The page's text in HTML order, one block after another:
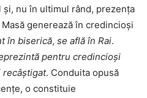
nu în ultimul rând, prezența
generează în credincioși
în biserică, se află în Rai.
pentru credincioși
recâștigat. Conduita opusă
o constituie